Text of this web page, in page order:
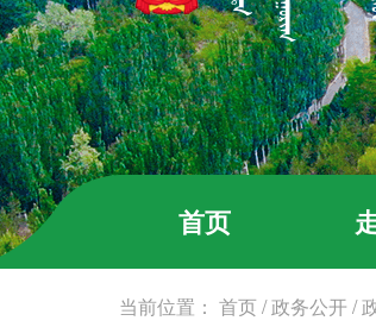
首页
当前位置： 首页/政务公开 /